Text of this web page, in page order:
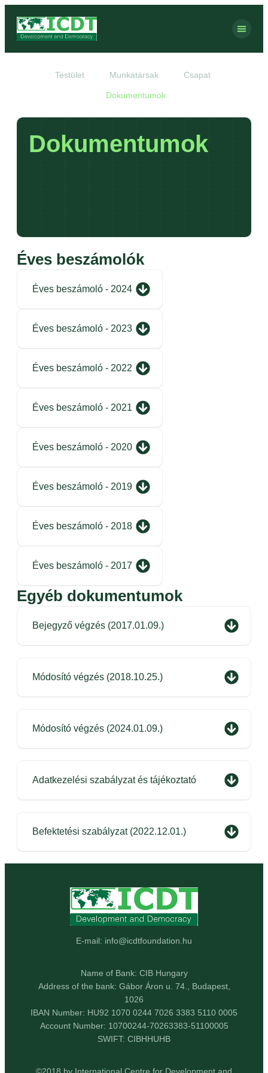
Testület Munkatársak Csapat
Dokumentumok
Dokumentumok
Éves beszámolók
Éves beszámoló - 2024
Éves beszámoló - 2023
Éves beszámoló - 2022
Éves beszámoló - 2021
Éves beszámoló - 2020
Éves beszámoló - 2019
Éves beszámoló - 2018
Éves beszámoló - 2017
Egyéb dokumentumok
Bejegyző végzés (2017.01.09.)
Módosító végzés (2018.10.25.)
Módosító végzés (2024.01.09.)
Adatkezelési szabályzat és tájékoztató
Befektetési szabályzat (2022.12.01.)
E-mail: info@icdtfoundation.hu
Name of Bank: CIB Hungary
Address of the bank: Gábor Áron u. 74., Budapest,
1026
IBAN Number: HU92 1070 0244 7026 3383 5110 0005
Account Number: 10700244-70263383-51100005
SWIFT: CIBHHUHB